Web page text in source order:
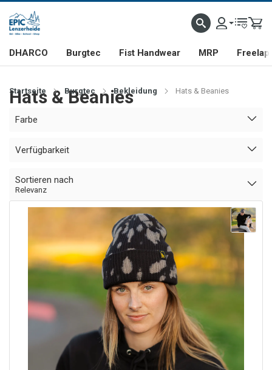
DHARCO Burgtec Fist Handwear MRP Freelap
Startseite Burgtec Bekleidung Hats & Beanies
Hats & Beanies
Farbe
Verfügbarkeit
Sortieren nach
Relevanz